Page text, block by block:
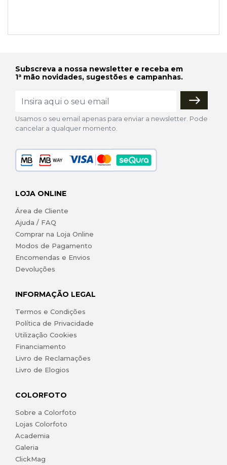
Subscreva a nossa newsletter e receba em
1ª mão novidades, sugestões e campanhas.
Usamos o seu email apenas para enviar a newsletter. Pode
cancelar a qualquer momento.
LOJA ONLINE
Área de Cliente
Ajuda / FAQ
Comprar na Loja Online
Modos de Pagamento
Encomendas e Envios
Devoluções
INFORMAÇÃO LEGAL
Termos e Condições
Política de Privacidade
Utilização Cookies
Financiamento
Livro de Reclamações
Livro de Elogios
COLORFOTO
Sobre a Colorfoto
Lojas Colorfoto
Academia
Galeria
ClickMag